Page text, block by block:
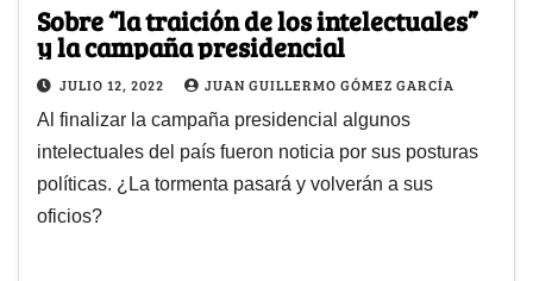
Sobre “la traición de los intelectuales”
y la campaña presidencial
JULIO 12, 2022 JUAN GUILLERMO GÓMEZ GARCÍA
Al finalizar la campaña presidencial algunos
intelectuales del país fueron noticia por sus posturas
políticas. ¿La tormenta pasará y volverán a sus
oficios?